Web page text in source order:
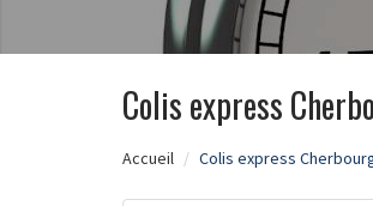
Colis express
Accueil Colis express